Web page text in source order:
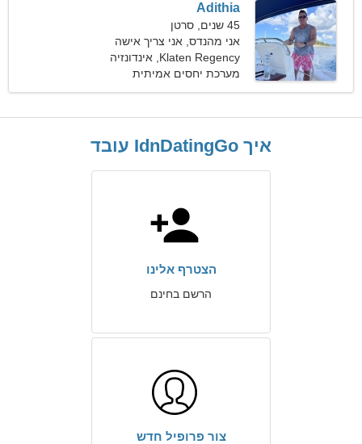
Adithia
45 שנים, סרטן
אני מהנדס, אני צריך אישה
מושלמת
Klaten Regency, אינדונזיה
מערכת יחסים אמיתית
איך IdnDatingGo עובד
הצטרף אלינו
הרשם בחינם
צור פרופיל חדש